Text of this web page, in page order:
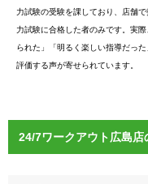
力試験の受験を課しており、店舗
力試験に合格した者のみです。実
られた」「明るく楽しい指導だっ
評価する声が寄せられています。
24/7ワークアウト広島店